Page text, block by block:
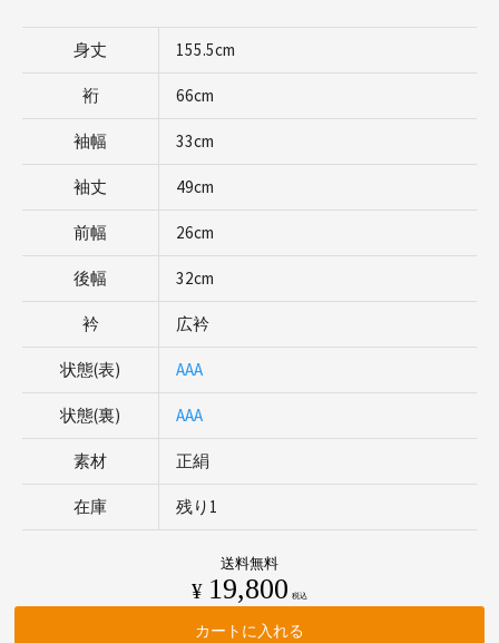
身丈 155.5cm
裄 66cm
袖幅 33cm
袖丈 49cm
前幅 26cm
後幅 32cm
衿 広衿
状態(表) AAA
状態(裏) AAA
素材 正絹
在庫 残り1
送料無料
¥ 19,800 税込
カートに入れる